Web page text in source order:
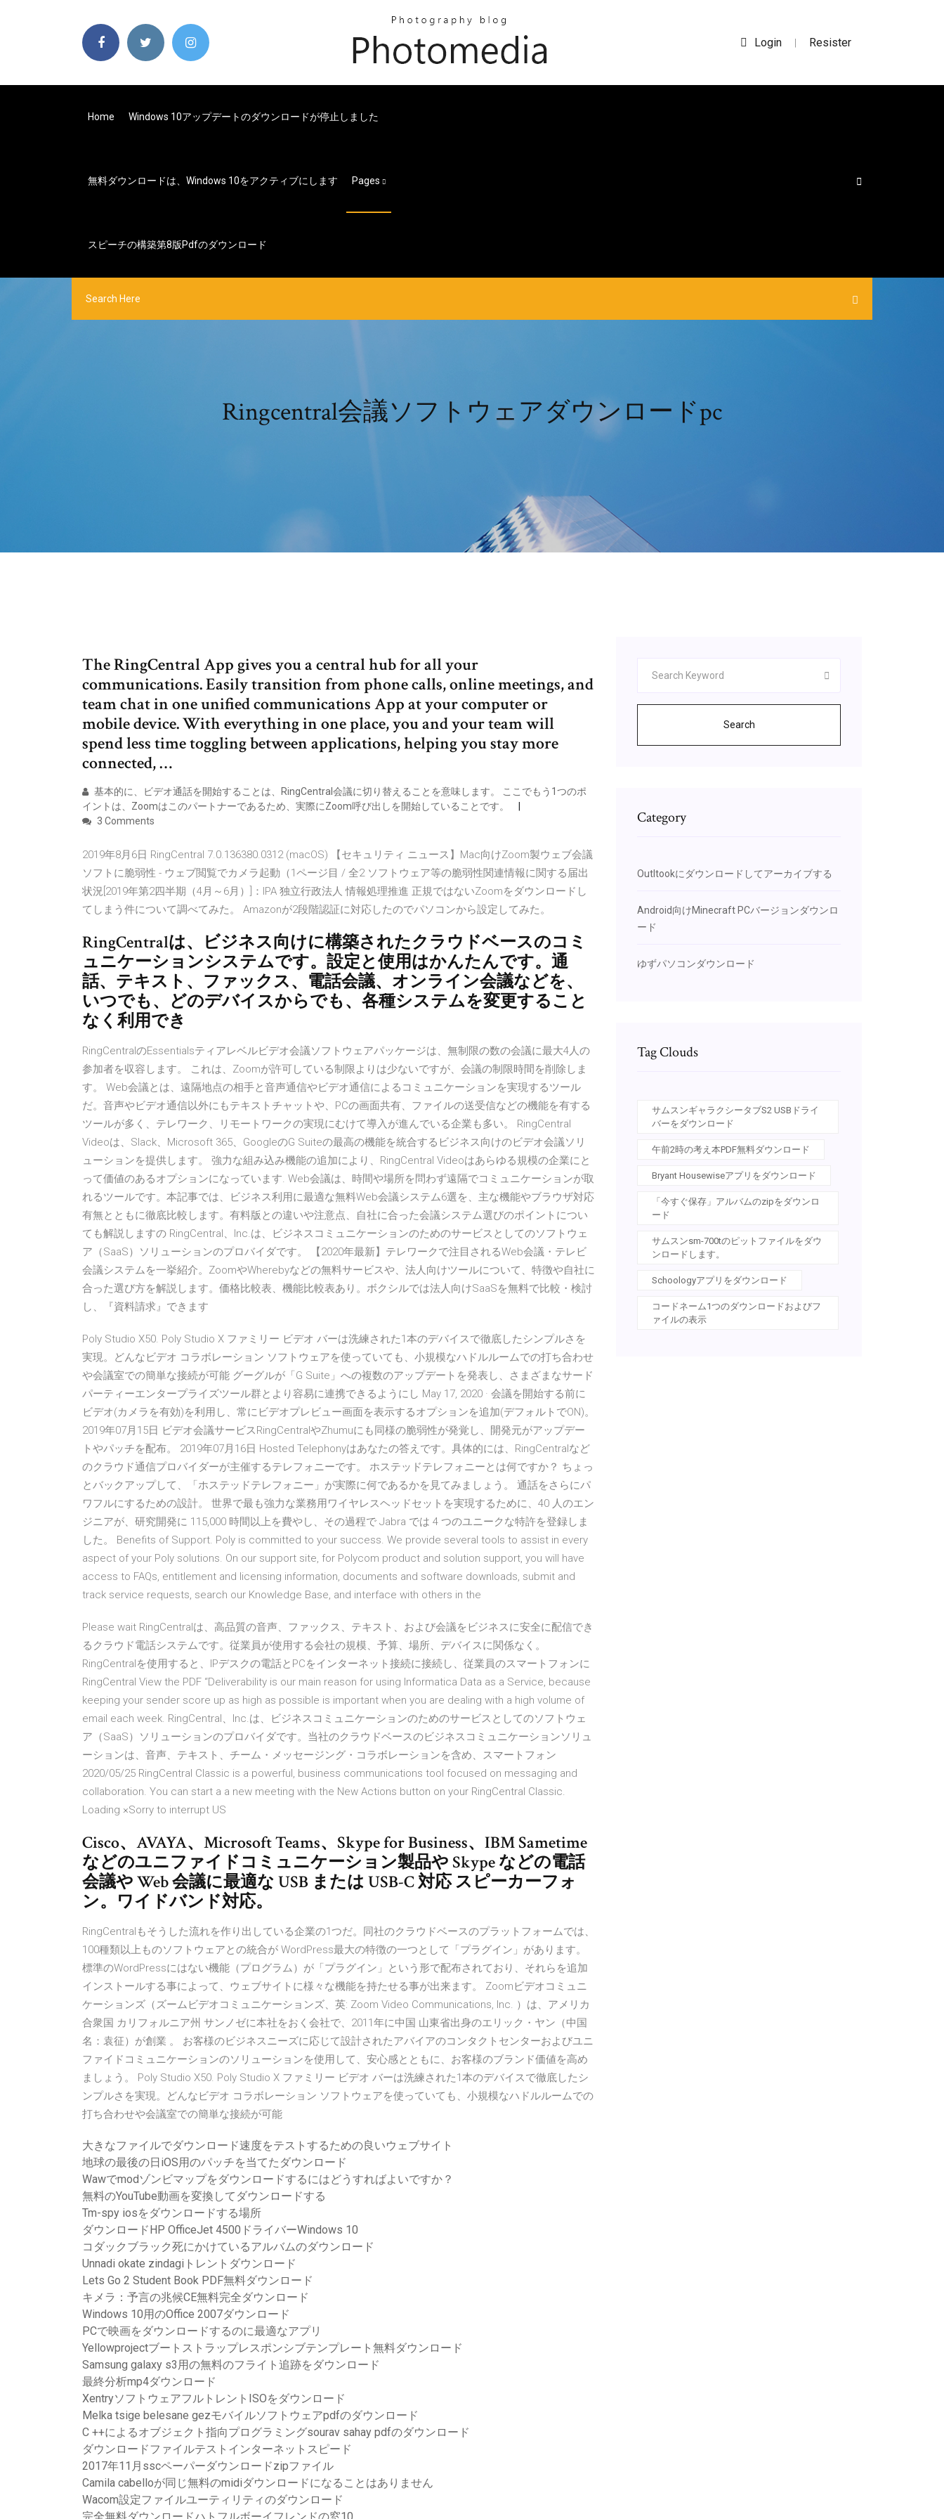
Login | Resister
Home Windows 10アップデートのダウンロードが停止しました
無料ダウンロードは、Windows 10をアクティブにします Pages
スピーチの構築第8版pdfのダウンロード
Ringcentral会議ソフトウェアダウンロードpc
The RingCentral App gives you a central hub for all your
communications. Easily transition from phone calls, online meetings, and
team chat in one unified communications App at your computer or
mobile device. With everything in one place, you and your team will
spend less time toggling between applications, helping you stay more
connected, …
基本的に、ビデオ通話を開始することは、RingCentral会議に切り替えることを意味します。 ここでもう1つのポ
イントは、Zoomはこのパートナーであるため、実際にZoom呼び出しを開始していることです。
3 Comments
2019年8月6日 RingCentral 7.0.136380.0312 (macOS) 【セキュリティ ニュース】Mac向けZoom製ウェブ会議
ソフトに脆弱性 - ウェブ閲覧でカメラ起動（1ページ目 / 全2 ソフトウェア等の脆弱性関連情報に関する届出
状況[2019年第2四半期（4月～6月）]：IPA 独立行政法人 情報処理推進 正規ではないZoomをダウンロードし
てしまう件について調べてみた。 Amazonが2段階認証に対応したのでパソコンから設定してみた。
RingCentralは、ビジネス向けに構築されたクラウドベースのコミ
ュニケーションシステムです。設定と使用はかんたんです。通
話、テキスト、ファックス、電話会議、オンライン会議などを、
いつでも、どのデバイスからでも、各種システムを変更すること
なく利用でき
RingCentralのEssentialsティアレベルビデオ会議ソフトウェアパッケージは、無制限の数の会議に最大4人の
参加者を収容します。 これは、Zoomが許可している制限よりは少ないですが、会議の制限時間を削除しま
す。 Web会議とは、遠隔地点の相手と音声通信やビデオ通信によるコミュニケーションを実現するツール
だ。音声やビデオ通信以外にもテキストチャットや、PCの画面共有、ファイルの送受信などの機能を有する
ツールが多く、テレワーク、リモートワークの実現にむけて導入が進んでいる企業も多い。 RingCentral
Videoは、Slack、Microsoft 365、GoogleのG Suiteの最高の機能を統合するビジネス向けのビデオ会議ソリ
ューションを提供します。 強力な組み込み機能の追加により、RingCentral Videoはあらゆる規模の企業にと
って価値のあるオプションになっています. Web会議は、時間や場所を問わず遠隔でコミュニケーションが取
れるツールです。本記事では、ビジネス利用に最適な無料Web会議システム6選を、主な機能やブラウザ対応
有無とともに徹底比較します。有料版との違いや注意点、自社に合った会議システム選びのポイントについ
ても解説しますの RingCentral、Inc.は、ビジネスコミュニケーションのためのサービスとしてのソフトウェ
ア（SaaS）ソリューションのプロバイダです。 【2020年最新】テレワークで注目されるWeb会議・テレビ
会議システムを一挙紹介。ZoomやWherebyなどの無料サービスや、法人向けツールについて、特徴や自社に
合った選び方を解説します。価格比較表、機能比較表あり。ボクシルでは法人向けSaaSを無料で比較・検討
し、『資料請求』できます
Poly Studio X50. Poly Studio X ファミリー ビデオ バーは洗練された1本のデバイスで徹底したシンプルさを
実現。どんなビデオ コラボレーション ソフトウェアを使っていても、小規模なハドルルームでの打ち合わせ
や会議室での簡単な接続が可能 グーグルが「G Suite」への複数のアップデートを発表し、さまざまなサード
パーティーエンタープライズツール群とより容易に連携できるようにし May 17, 2020 · 会議を開始する前に
ビデオ(カメラを有効)を利用し、常にビデオプレビュー画面を表示するオプションを追加(デフォルトでON)。
2019年07月15日 ビデオ会議サービスRingCentralやZhumuにも同様の脆弱性が発覚し、開発元がアップデー
トやパッチを配布。 2019年07月16日 Hosted Telephonyはあなたの答えです。具体的には、RingCentralなど
のクラウド通信プロバイダーが主催するテレフォニーです。 ホステッドテレフォニーとは何ですか？ ちょっ
とバックアップして、「ホステッドテレフォニー」が実際に何であるかを見てみましょう。 通話をさらにパ
ワフルにするための設計。 世界で最も強力な業務用ワイヤレスヘッドセットを実現するために、40 人のエン
ジニアが、研究開発に 115,000 時間以上を費やし、その過程で Jabra では 4 つのユニークな特許を登録しま
した。 Benefits of Support. Poly is committed to your success. We provide several tools to assist in every
aspect of your Poly solutions. On our support site, for Polycom product and solution support, you will have
access to FAQs, entitlement and licensing information, documents and software downloads, submit and
track service requests, search our Knowledge Base, and interface with others in the
Please wait RingCentralは、高品質の音声、ファックス、テキスト、および会議をビジネスに安全に配信でき
るクラウド電話システムです。従業員が使用する会社の規模、予算、場所、デバイスに関係なく。
RingCentralを使用すると、IPデスクの電話とPCをインターネット接続に接続し、従業員のスマートフォンに
RingCentral View the PDF “Deliverability is our main reason for using Informatica Data as a Service, because
keeping your sender score up as high as possible is important when you are dealing with a high volume of
email each week. RingCentral、Inc.は、ビジネスコミュニケーションのためのサービスとしてのソフトウェ
ア（SaaS）ソリューションのプロバイダです。当社のクラウドベースのビジネスコミュニケーションソリュ
ーションは、音声、テキスト、チーム・メッセージング・コラボレーションを含め、スマートフォン
2020/05/25 RingCentral Classic is a powerful, business communications tool focused on messaging and
collaboration. You can start a a new meeting with the New Actions button on your RingCentral Classic.
Loading ×Sorry to interrupt US
Cisco、AVAYA、Microsoft Teams、Skype for Business、IBM Sametime
などのユニファイドコミュニケーション製品や Skype などの電話
会議や Web 会議に最適な USB または USB-C 対応 スピーカーフォ
ン。ワイドバンド対応。
RingCentralもそうした流れを作り出している企業の1つだ。同社のクラウドベースのプラットフォームでは、
100種類以上ものソフトウェアとの統合が WordPress最大の特徴の一つとして「プラグイン」があります。
標準のWordPressにはない機能（プログラム）が「プラグイン」という形で配布されており、それらを追加
インストールする事によって、ウェブサイトに様々な機能を持たせる事が出来ます。 Zoomビデオコミュニ
ケーションズ（ズームビデオコミュニケーションズ、英: Zoom Video Communications, Inc. ）は、アメリカ
合衆国 カリフォルニア州 サンノゼに本社をおく会社で、2011年に中国 山東省出身のエリック・ヤン（中国
名：袁征）が創業 。 お客様のビジネスニーズに応じて設計されたアバイアのコンタクトセンターおよびユニ
ファイドコミュニケーションのソリューションを使用して、安心感とともに、お客様のブランド価値を高め
ましょう。 Poly Studio X50. Poly Studio X ファミリー ビデオ バーは洗練された1本のデバイスで徹底したシ
ンプルさを実現。どんなビデオ コラボレーション ソフトウェアを使っていても、小規模なハドルルームでの
打ち合わせや会議室での簡単な接続が可能
大きなファイルでダウンロード速度をテストするための良いウェブサイト
地球の最後の日iOS用のパッチを当てたダウンロード
Wawでmodゾンビマップをダウンロードするにはどうすればよいですか？
無料のYouTube動画を変換してダウンロードする
Tm-spy iosをダウンロードする場所
ダウンロードHP OfficeJet 4500ドライバーWindows 10
コダックブラック死にかけているアルバムのダウンロード
Unnadi okate zindagiトレントダウンロード
Lets Go 2 Student Book PDF無料ダウンロード
キメラ：予言の兆候CE無料完全ダウンロード
Windows 10用のOffice 2007ダウンロード
PCで映画をダウンロードするのに最適なアプリ
Yellowprojectブートストラップレスポンシブテンプレート無料ダウンロード
Samsung galaxy s3用の無料のフライト追跡をダウンロード
最終分析mp4ダウンロード
XentryソフトウェアフルトレントISOをダウンロード
Melka tsige belesane gezモバイルソフトウェアpdfのダウンロード
C ++によるオブジェクト指向プログラミングsourav sahay pdfのダウンロード
ダウンロードファイルテストインターネットスピード
2017年11月sscペーパーダウンロードzipファイル
Camila cabelloが同じ無料のmidiダウンロードになることはありません
Wacom設定ファイルユーティリティのダウンロード
Search
Category
Outltookにダウンロードしてアーカイブする
Android向けMinecraft PCバージョンダウンロ
ード
ゆずパソコンダウンロード
Tag Clouds
サムスンギャラクシータブS2 USBドライ
バーをダウンロード
午前2時の考え本PDF無料ダウンロード
Bryant Housewiseアプリをダウンロード
「今すぐ保存」アルバムのzipをダウンロ
ード
サムスンsm-700tのピットファイルをダウ
ンロードします。
Schoologyアプリをダウンロード
コードネーム1つのダウンロードおよびフ
ァイルの表示